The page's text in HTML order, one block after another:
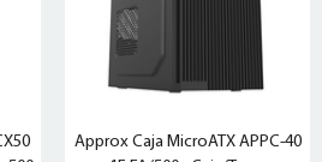
Approx Caja MicroATX APPC-40